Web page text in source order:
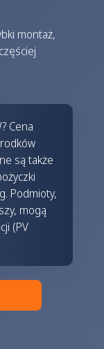
montaż,
Cena
są także
Podmioty,
mogą
(PV